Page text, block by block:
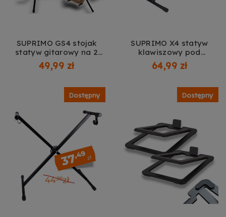
SUPRIMO GS4 stojak
statyw gitarowy na 2
gitary czarny składany
stalowy wolnostojący do
49,99 zł
SUPRIMO X4 statyw
klawiszowy pod
keyboard pianino
cyfrowe krzyżowy
64,99 zł
Dostępny Dostępny